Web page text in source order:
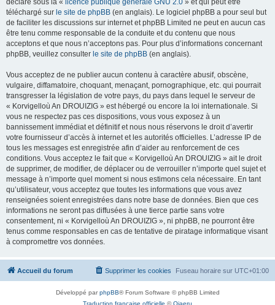
déclaré sous la « licence publique générale GNU 2.0 » et qui peut être
téléchargé sur le site de phpBB (en anglais). Le logiciel phpBB a pour seul but
de faciliter les discussions sur internet et phpBB Limited ne peut en aucun cas
être tenu comme responsable de la conduite et du contenu que nous
acceptons et que nous n’acceptons pas. Pour plus d’informations concernant
phpBB, veuillez consulter le site de phpBB (en anglais).
Vous acceptez de ne publier aucun contenu à caractère abusif, obscène,
vulgaire, diffamatoire, choquant, menaçant, pornographique, etc. qui pourrait
transgresser la législation de votre pays, du pays dans lequel le serveur de
« Korvigelloù An DROUIZIG » est hébergé ou encore la loi internationale. Si
vous ne respectez pas ces dispositions, vous vous exposez à un
bannissement immédiat et définitif et nous nous réservons le droit d’avertir
votre fournisseur d’accès à internet et les autorités officielles. L’adresse IP de
tous les messages est enregistrée afin d’aider au renforcement de ces
conditions. Vous acceptez le fait que « Korvigelloù An DROUIZIG » ait le droit
de supprimer, de modifier, de déplacer ou de verrouiller n’importe quel sujet et
message à n’importe quel moment si nous estimons cela nécessaire. En tant
qu’utilisateur, vous acceptez que toutes les informations que vous avez
renseignées soient enregistrées dans notre base de données. Bien que ces
informations ne seront pas diffusées à une tierce partie sans votre
consentement, ni « Korvigelloù An DROUIZIG », ni phpBB, ne pourront être
tenus comme responsables en cas de tentative de piratage informatique visant
à compromettre vos données.
Accueil du forum Fuseau horaire sur UTC+01:00
Supprimer les cookies
Développé parphpBB® Forum Software © phpBB Limited
Traduction française officielle ©Qiaeru